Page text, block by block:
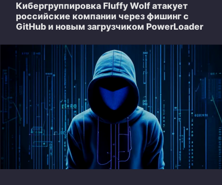
Кибергруппировка Fluffy Wolf атакует
российские компании через фишинг с
GitHub и новым загрузчиком PowerLoader